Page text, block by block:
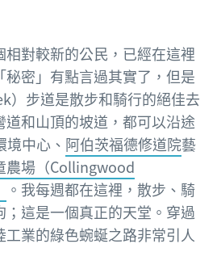
相對較新的公民，已經在這裡
密」有點言過其實了，但是
）步道是散步和騎行的絕佳去
和山頂的坡道，都可以沿途
境中心、 阿伯茨福德修道院藝
農場（Collingwood
。我每週都在這裡，散步、騎
這是一個真正的天堂。穿過
業的綠色蜿蜒之路非常引人